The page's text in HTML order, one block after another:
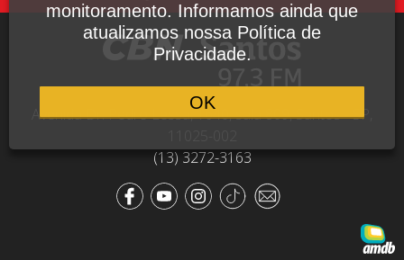
Avenida Dr. Pedro Lessa, 1640, sala 809, Santos - SP,
(13) 3272-3163
monitoramento. Informamos ainda que
atualizamos nossa Política de
Privacidade.
OK